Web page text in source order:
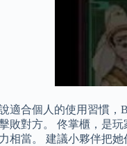
適合個人的使用習慣
敗對方。 佟掌櫃，是
相當。 建議小夥伴把